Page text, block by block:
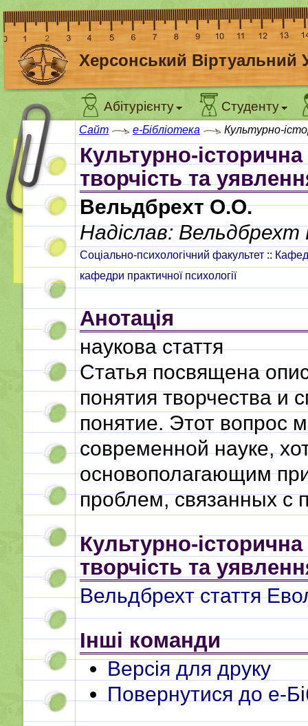
Херсонський Віртуальний
Абітурієнту Студенту
Сайт e-Бібліотека Культурно-
Культурно-
творчість та
Вельдбрехт О.О.
Надіслав: Вельдбрехт
Соціально-психологічний факультет ::
кафедри практичної психології
Анотація
наукова стаття
Статья посвящена
понятия творчества и
понятие. Этот вопрос
современной науке,
основополагающим
проблем, связанных с
Культурно-
творчість та
Вельдбрехт стаття
Інші команди
Версія для друку
Повернутися до e-